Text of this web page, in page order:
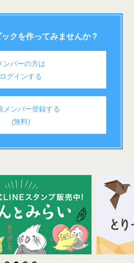
クを作ってみませんか？
ンバーの方は
ログインする
メンバー登録する
(無料)